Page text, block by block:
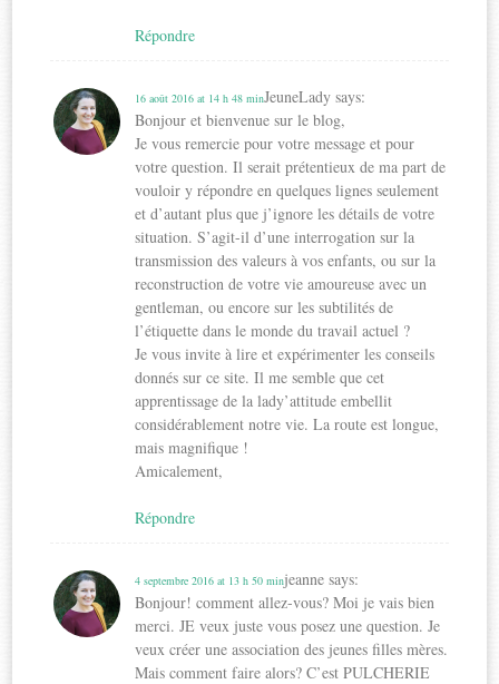
Répondre
JeuneLady says:
16 août 2016 at 14 h 48 min
Bonjour et bienvenue sur le blog,
Je vous remercie pour votre message et pour
votre question. Il serait prétentieux de ma part de
vouloir y répondre en quelques lignes seulement
et d’autant plus que j’ignore les détails de votre
situation. S’agit-il d’une interrogation sur la
transmission des valeurs à vos enfants, ou sur la
reconstruction de votre vie amoureuse avec un
gentleman, ou encore sur les subtilités de
l’étiquette dans le monde du travail actuel ?
Je vous invite à lire et expérimenter les conseils
donnés sur ce site. Il me semble que cet
apprentissage de la lady’attitude embellit
considérablement notre vie. La route est longue,
mais magnifique !
Amicalement,
Répondre
jeanne says:
4 septembre 2016 at 13 h 50 min
Bonjour! comment allez-vous? Moi je vais bien
merci. JE veux juste vous posez une question. Je
veux créer une association des jeunes filles mères.
Mais comment faire alors? C’est PULCHERIE